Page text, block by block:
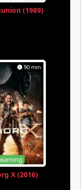
(1989)
90 min
X (2016)